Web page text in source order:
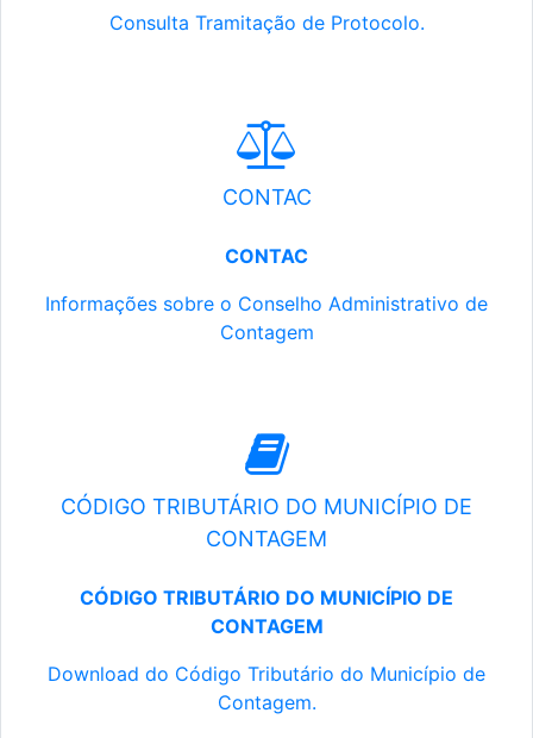
Consulta Tramitação de Protocolo.
CONTAC
CONTAC
Informações sobre o Conselho Administrativo de
Contagem
CÓDIGO TRIBUTÁRIO DO MUNICÍPIO DE
CONTAGEM
CÓDIGO TRIBUTÁRIO DO MUNICÍPIO DE
CONTAGEM
Download do Código Tributário do Município de
Contagem.